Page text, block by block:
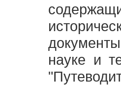
науке и